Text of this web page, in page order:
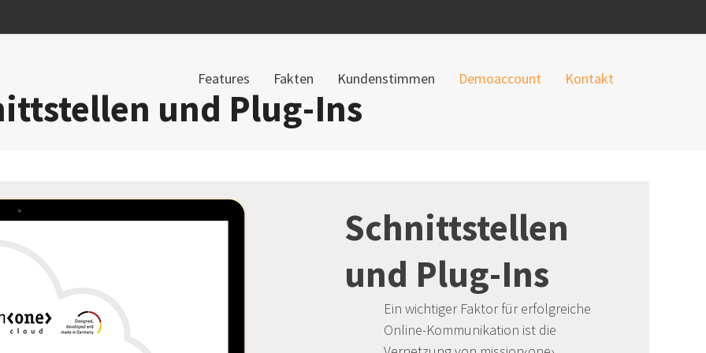
Features Fakten Kundenstimmen Demoaccount Kontakt
und Plug-Ins
Schnittstellen
und Plug-Ins
Ein wichtiger Faktor für erfolgreiche
Online-Kommunikation ist die